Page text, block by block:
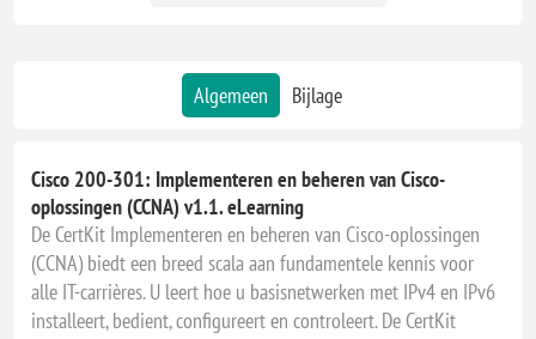
Algemeen Bijlage
Cisco 200-301: Implementeren en beheren van Cisco-
oplossingen (CCNA) v1.1. eLearning
De CertKit Implementeren en beheren van Cisco-oplossingen
(CCNA) biedt een breed scala aan fundamentele kennis voor
alle IT-carrières. U leert hoe u basisnetwerken met IPv4 en IPv6
installeert, bedient, configureert en controleert. De CertKit